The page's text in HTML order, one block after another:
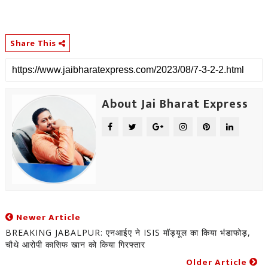
Share This
About Jai Bharat Express
Newer Article
BREAKING JABALPUR: एनआईए ने ISIS मॉड्यूल का किया भंडाफोड़,
चौथे आरोपी कासिफ खान को किया गिरफ्तार
Older Article